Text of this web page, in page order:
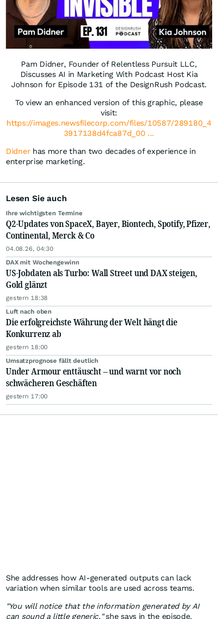
Pam Didner, Founder of Relentless Pursuit LLC,
Discusses AI in Marketing With Podcast Host Kia
Johnson for Episode 131 of the DesignRush Podcast.
To view an enhanced version of this graphic, please
visit:
https://images.newsfilecorp.com/files/10587/289180_4
3917138d4fca87d_00 ...
Didner has more than two decades of experience in
enterprise marketing.
Lesen Sie auch
Ihre wichtigsten Termine
Q2-Updates von SpaceX, Bayer, Biontech, Spotify, Pfizer,
Continental, Merck & Co
04.08.26, 04:30
DAX mit Wochengewinn
US-Jobdaten als Turbo: Wall Street und DAX steigen,
Gold glänzt
gestern 18:38
Luft nach oben
Die erfolgreichste Währung der Welt hängt die
Konkurrenz ab
gestern 18:00
Umsatzprognose fällt deutlich
Under Armour enttäuscht – und warnt vor noch
schwächeren Geschäften
gestern 17:00
She addresses how AI-generated outputs can lack
variation when similar tools are used across teams.
"You will notice that the information generated by AI
can sound a little generic,"she says in the episode.